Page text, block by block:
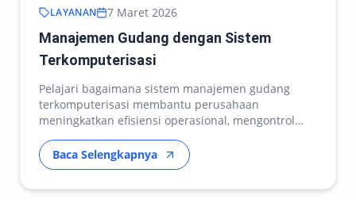
LAYANAN 7 Maret 2026
Manajemen Gudang dengan Sistem
Terkomputerisasi
Pelajari bagaimana sistem manajemen gudang
terkomputerisasi membantu perusahaan
meningkatkan efisiensi operasional, mengontrol
stok, dan mengoptimalka…
Baca Selengkapnya